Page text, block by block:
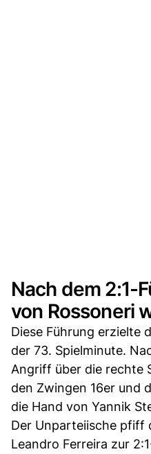
Nach dem 2:1-
von Rossoneri
Diese Führung erzielte
der 73. Spielminute.
Angriff über die rechte
den Zwingen 16er und
die Hand von Yannik
Der Unparteiische pfiff
Leandro Ferreira zur